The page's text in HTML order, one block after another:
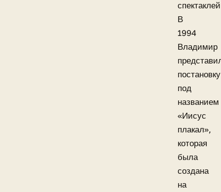
В
1994
Владимир
постановку
под
названием
«Иисус
плакал»,
которая
была
создана
на